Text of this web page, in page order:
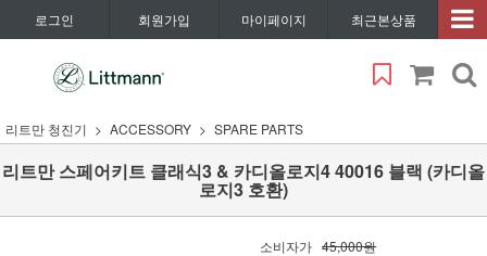
로그인 회원가입 마이페이지 최근본상품
리트만 청진기 ACCESSORY SPARE PARTS
리트만 스페어키트 클래식3 & 카디올로지4 40016 블랙 (카디올
로지3 호환)
소비자가 45,000원